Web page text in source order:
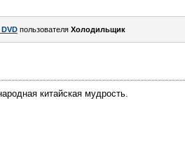
пользователя Холодильщик
китайская мудрость.